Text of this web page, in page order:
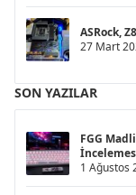
ASRock,
27 Mart
SON YAZILAR
FGG
1 Ağustos